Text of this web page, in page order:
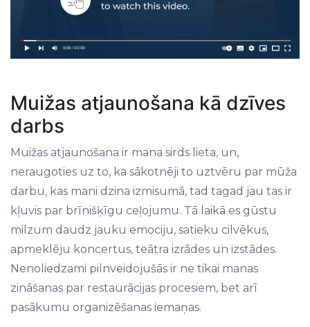
Muižas atjaunošana kā dzīves
darbs
Muižas atjaunošana ir mana sirds lieta, un,
neraugoties uz to, ka sākotnēji to uztvēru par mūža
darbu, kas mani dzina izmisumā, tad tagad jau tas ir
kļuvis par brīnišķīgu ceļojumu. Tā laikā es gūstu
milzum daudz jauku emociju, satieku cilvēkus,
apmeklēju koncertus, teātra izrādes un izstādes.
Nenoliedzami pilnveidojušās ir ne tikai manas
zināšanas par restaurācijas procesiem, bet arī
pasākumu organizēšanas iemaņas.